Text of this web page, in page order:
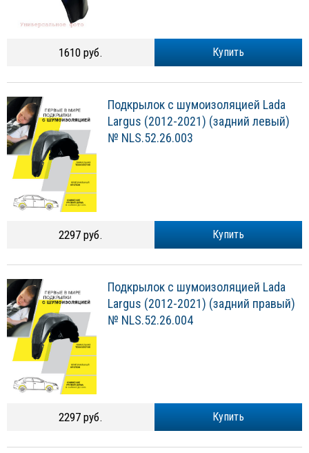
Купить
1610 руб.
Подкрылок с шумоизоляцией Lada
Largus (2012-2021) (задний левый)
№ NLS.52.26.003
Купить
2297 руб.
Подкрылок с шумоизоляцией Lada
Largus (2012-2021) (задний правый)
№ NLS.52.26.004
Купить
2297 руб.